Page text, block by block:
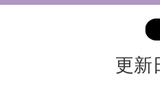
更新